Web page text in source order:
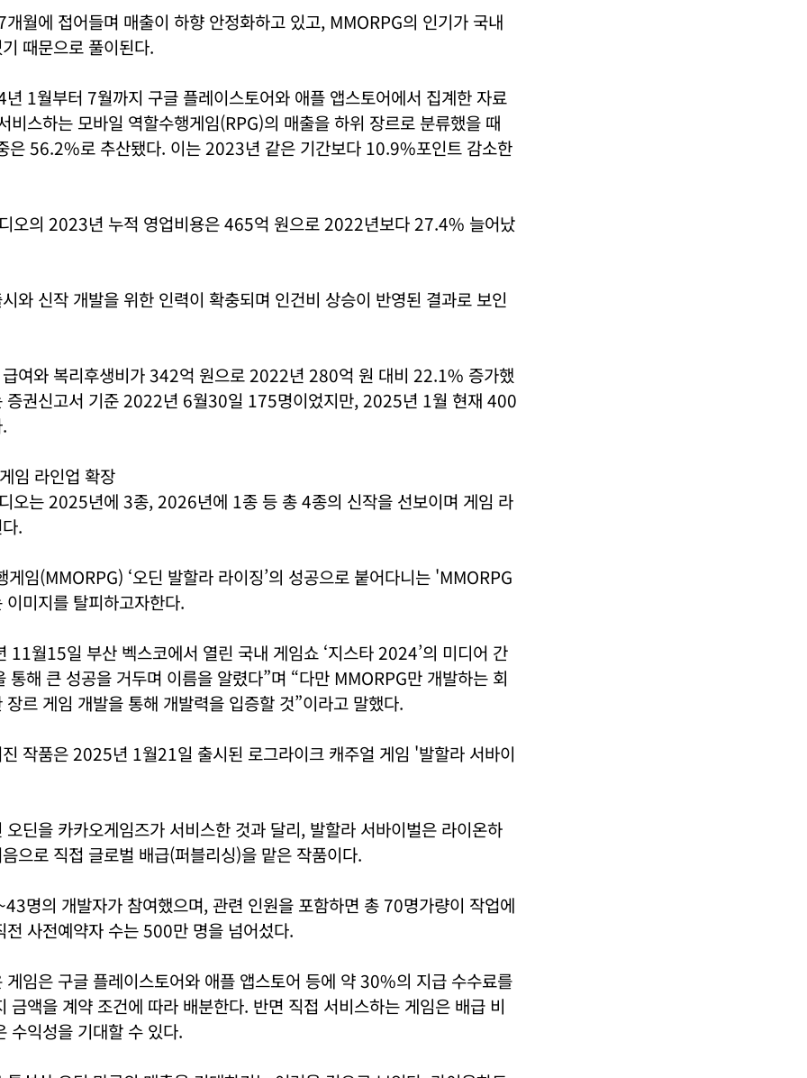
월에 접어들며 매출이 하향 안정화하고 있고, MMORPG의 인기가 국내
때문으로 풀이된다.
1월부터 7월까지 구글 플레이스토어와 애플 앱스토어에서 집계한 자료
비스하는 모바일 역할수행게임(RPG)의 매출을 하위 장르로 분류했을 때
은 56.2%로 추산됐다. 이는 2023년 같은 기간보다 10.9%포인트 감소한
오의 2023년 누적 영업비용은 465억 원으로 2022년보다 27.4% 늘어났
와 신작 개발을 위한 인력이 확충되며 인건비 상승이 반영된 결과로 보인
여와 복리후생비가 342억 원으로 2022년 280억 원 대비 22.1% 증가했
증권신고서 기준 2022년 6월30일 175명이었지만, 2025년 1월 현재 400
임 라인업 확장
오는 2025년에 3종, 2026년에 1종 등 총 4종의 신작을 선보이며 게임 라
.
게임(MMORPG) ‘오딘 발할라 라이징’의 성공으로 붙어다니는 'MMORPG
미지를 탈피하고자한다.
11월15일 부산 벡스코에서 열린 국내 게임쇼 ‘지스타 2024’의 미디어 간
통해 큰 성공을 거두며 이름을 알렸다”며 “다만 MMORPG만 개발하는 회
르 게임 개발을 통해 개발력을 입증할 것”이라고 말했다.
작품은 2025년 1월21일 출시된 로그라이크 캐주얼 게임 '발할라 서바이
오딘을 카카오게임즈가 서비스한 것과 달리, 발할라 서바이벌은 라이온하
으로 직접 글로벌 배급(퍼블리싱)을 맡은 작품이다.
명의 개발자가 참여했으며, 관련 인원을 포함하면 총 70명가량이 작업에
전 사전예약자 수는 500만 명을 넘어섰다.
게임은 구글 플레이스토어와 애플 앱스토어 등에 약 30%의 지급 수수료를
금액을 계약 조건에 따라 배분한다. 반면 직접 서비스하는 게임은 배급 비
수익성을 기대할 수 있다.